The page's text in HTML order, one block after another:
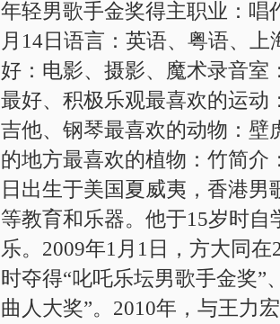
年轻男歌手金奖得主职业：唱
月14日语言：英语、粤语、
好：电影、摄影、魔术录音室
最好、积极乐观最喜欢的运动
吉他、钢琴最喜欢的动物：壁
的地方最喜欢的植物：竹简介
日出生于美国夏威夷，香港男
等教育和乐器。他于15岁时
乐。2009年1月1日，方大同
时夺得“叱吒乐坛男歌手金奖”
曲人大奖”。2010年，与王力